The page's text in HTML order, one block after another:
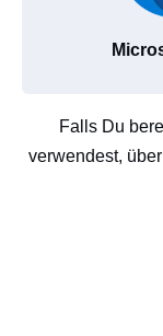
Falls Du
verwendest,